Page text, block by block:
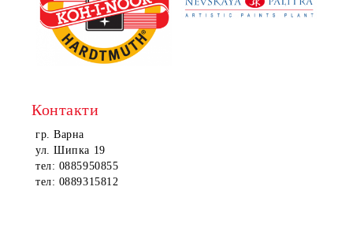
Контакти
гр. Варна
ул. Шипка 19
тел: 0885950855
тел: 0889315812